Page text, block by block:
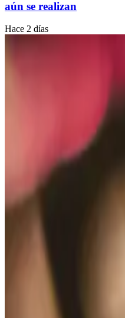
aún se realizan
Hace 2 días